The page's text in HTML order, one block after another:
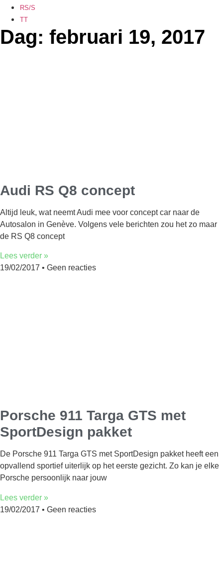
RS/S
TT
Dag: februari 19, 2017
Audi RS Q8 concept
Altijd leuk, wat neemt Audi mee voor concept car naar de
Autosalon in Genève. Volgens vele berichten zou het zo maar
de RS Q8 concept
Lees verder »
19/02/2017
Geen reacties
Porsche 911 Targa GTS met
SportDesign pakket
De Porsche 911 Targa GTS met SportDesign pakket heeft een
opvallend sportief uiterlijk op het eerste gezicht. Zo kan je elke
Porsche persoonlijk naar jouw
Lees verder »
19/02/2017
Geen reacties